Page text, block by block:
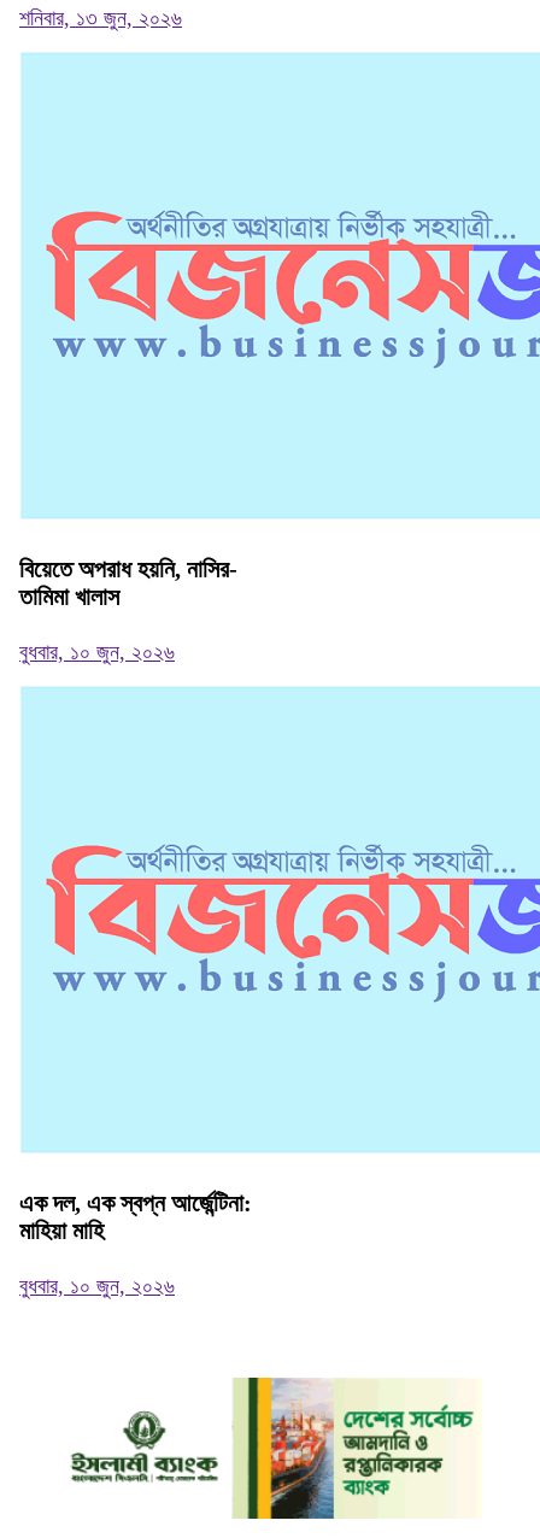
শনিবার, ১৩ জুন, ২০২৬
বিয়েতে অপরাধ হয়নি, নাসির-
তামিমা খালাস
বুধবার, ১০ জুন, ২০২৬
এক দল, এক স্বপ্ন আর্জেন্টিনা:
মাহিয়া মাহি
বুধবার, ১০ জুন, ২০২৬